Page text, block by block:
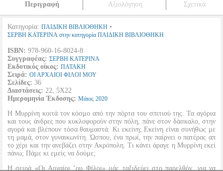
Περιγραφή Αξιολόγηση Σχετικά
Κατηγορία: ΠΑΙΔΙΚΗ ΒΙΒΛΙΟΘΗΚΗ •
ΣΕΡΒΗ ΚΑΤΕΡΙΝΑ στην κατηγορία ΠΑΙΔΙΚΗ ΒΙΒΛΙΟΘΗΚΗ
ISBN: 978-960-16-8024-8
Συγγραφέας: ΣΕΡΒΗ ΚΑΤΕΡΙΝΑ
Εκδοτικός οίκος: ΠΑΤΑΚΗ
Σειρά: ΟΙ ΑΡΧΑΙΟΙ ΦΙΛΟΙ ΜΟΥ
Σελίδες: 36
Διαστάσεις: 22, 5Χ22
Ημερομηνία Έκδοσης: Μάιος 2020
Η Μυρρίνη κοιτά τον κόσμο από την πόρτα του σπιτιού της. Τα αγόρια
και τους άνδρες που κυκλοφορούν στην πόλη, πάνε στον δάσκαλο, στην
αγορά και βλέπουν τόσα θαυμαστά. Κι εκείνη; Εκείνη είναι συνήθως με
τη μαμά, στον γυναικωνίτη. Ώσπου, ένα πρωί, την παίρνει ο πατέρας απ
το χέρι και την ανεβάζει στην Ακρόπολη. Τι κάνει άραγε η Μυρρίνη εκεί
πάνω; Πάμε κι εμείς να δούμε;
Η σειρά «Οι Αρχαίοι ΅ου Φίλοι» μάς ταξιδεύει στο παρελθόν, για να